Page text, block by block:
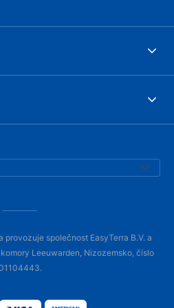
společnost EasyTerra B.V. a
Leeuwarden, Nizozemsko, číslo